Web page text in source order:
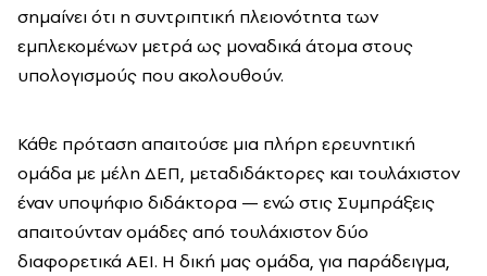
σημαίνει ότι η συντριπτική πλειονότητα των
εμπλεκομένων μετρά ως μοναδικά άτομα στους
υπολογισμούς που ακολουθούν.
Κάθε πρόταση απαιτούσε μια πλήρη ερευνητική
ομάδα με μέλη ΔΕΠ, μεταδιδάκτορες και τουλάχιστον
έναν υποψήφιο διδάκτορα — ενώ στις Συμπράξεις
απαιτούνταν ομάδες από τουλάχιστον δύο
διαφορετικά ΑΕΙ. Η δική μας ομάδα, για παράδειγμα,